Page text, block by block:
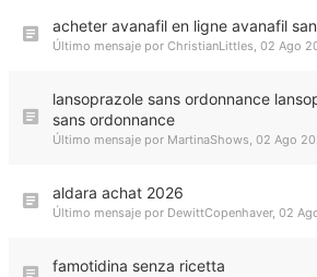
acheter avanafil en ligne avanafil
Último mensaje por ChristianLittles, 02 Ago
lansoprazole sans ordonnance
sans ordonnance
Último mensaje por MartinaShows, 02 Ago
aldara achat 2026
Último mensaje por DewittCopenhaver, 02
famotidina senza ricetta